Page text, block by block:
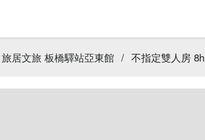
旅居文旅 板橋驛站亞東館 / 不指定雙人房 8h